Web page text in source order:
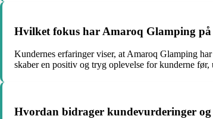
Hvilket fokus har Amaroq Glamping på
Kundernes erfaringer viser, at Amaroq Glamping
skaber en positiv og tryg oplevelse for kunderne før,
Hvordan bidrager kundevurderinger